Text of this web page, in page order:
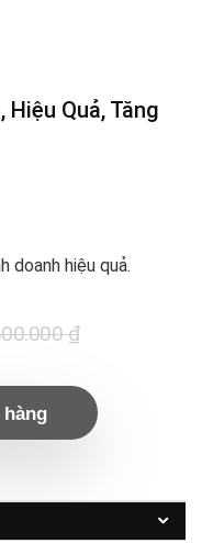
Hiệu Quả, Tăng
doanh hiệu quả.
₫